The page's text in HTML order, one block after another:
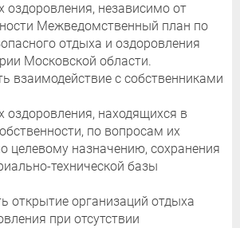
оздоровления, независимо от
Межведомственный план по
отдыха и оздоровления
Московской области.
взаимодействие с собственниками
оздоровления, находящихся в
по вопросам их
целевому назначению, сохранения
технической базы
открытие организаций отдыха
при отсутствии